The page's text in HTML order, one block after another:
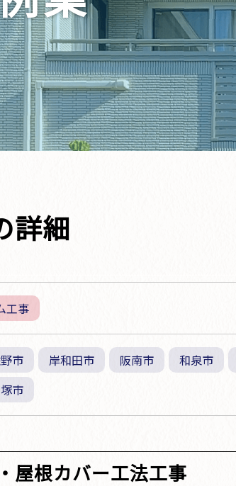
詳細
工事
市 岸和田市 阪南市 和泉市
市
根カバー工法工事